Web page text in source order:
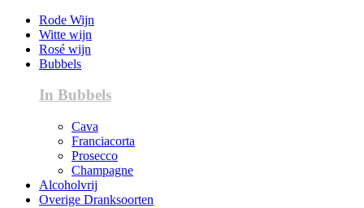
Rode Wijn
Witte wijn
Rosé wijn
Bubbels
In Bubbels
Cava
Franciacorta
Prosecco
Champagne
Alcoholvrij
Overige Dranksoorten